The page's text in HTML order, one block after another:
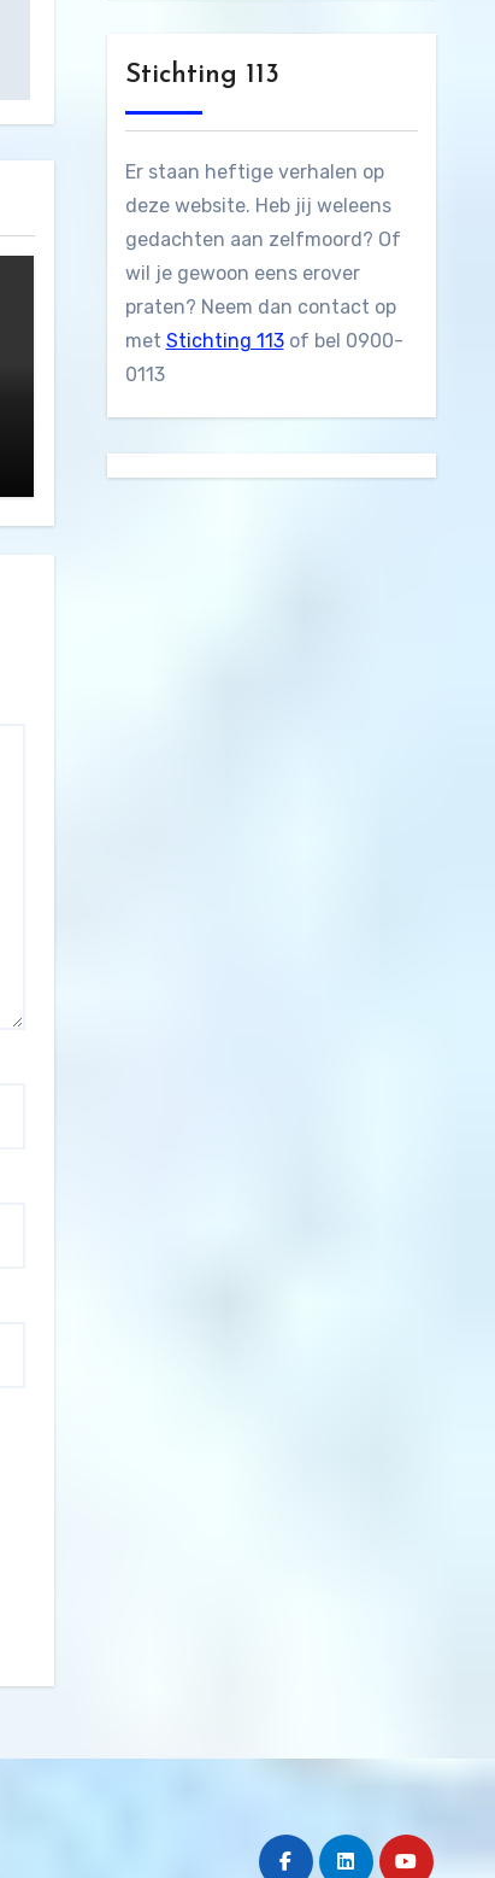
Stichting 113
Er staan heftige verhalen op
deze website. Heb jij weleens
gedachten aan zelfmoord? Of
wil je gewoon eens erover
praten? Neem dan contact op
met Stichting 113of bel 0900-
0113